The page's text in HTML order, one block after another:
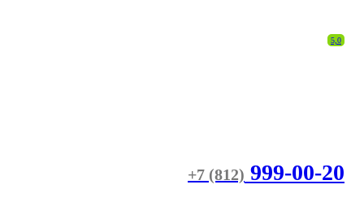
5,0
+7 (812) 999-00-20